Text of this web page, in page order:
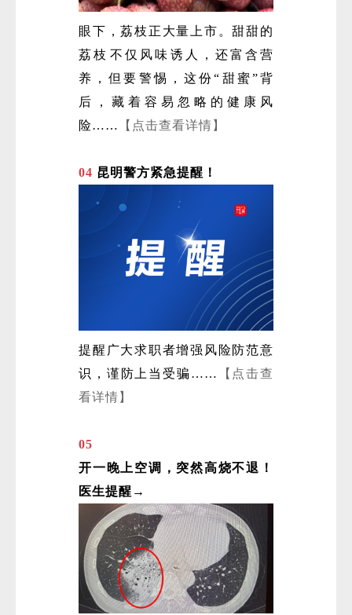
眼下，荔枝正大量上市。甜甜的
荔枝‌不仅风味诱人，还富含营
养，但要警惕，这份“甜蜜”背
后，藏着容易忽略的健康风
险……
【点击查看详情】
04 昆明警方紧急提醒！
提醒广大求职者增强风险防范意
识，谨防上当受骗…… 【点击查
看详情】
05
开一晚上空调，突然高烧不退！
医生提醒→